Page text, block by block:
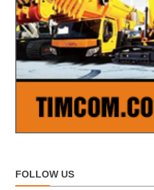
FOLLOW US